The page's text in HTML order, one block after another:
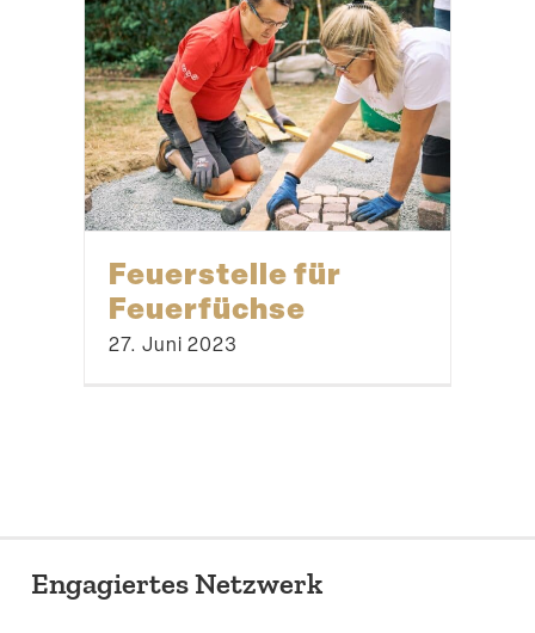
Feuer­stelle für
Feuerfüchse
27. Juni 2023
Engagiertes Netzwerk